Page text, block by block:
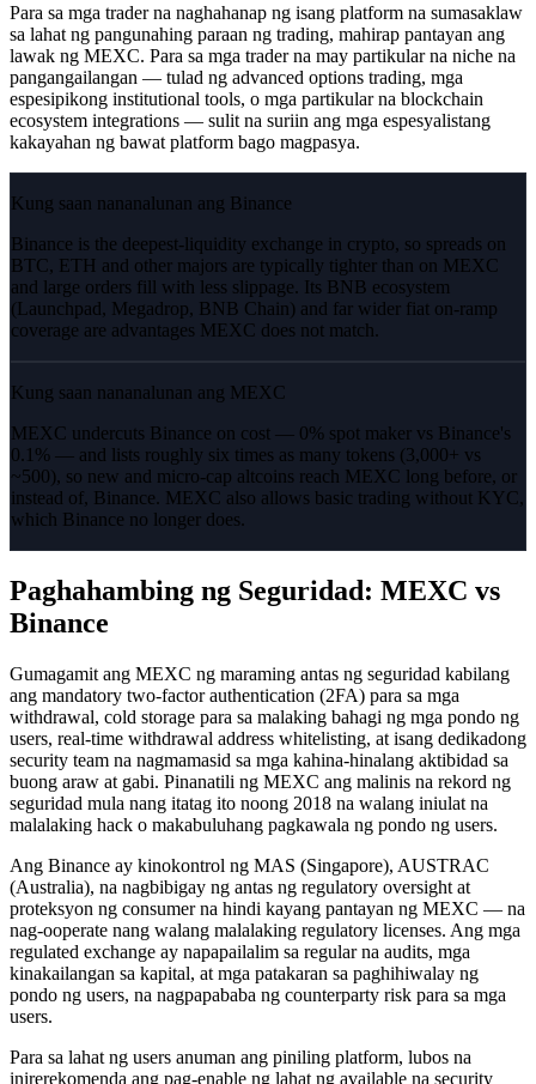
Para sa mga trader na naghahanap ng isang platform na sumasaklaw
sa lahat ng pangunahing paraan ng trading, mahirap pantayan ang
lawak ng MEXC. Para sa mga trader na may partikular na niche na
pangangailangan — tulad ng advanced options trading, mga
espesipikong institutional tools, o mga partikular na blockchain
ecosystem integrations — sulit na suriin ang mga espesyalistang
kakayahan ng bawat platform bago magpasya.
Kung saan nananalunan ang Binance
Binance is the deepest-liquidity exchange in crypto, so spreads on
BTC, ETH and other majors are typically tighter than on MEXC
and large orders fill with less slippage. Its BNB ecosystem
(Launchpad, Megadrop, BNB Chain) and far wider fiat on-ramp
coverage are advantages MEXC does not match.
Kung saan nananalunan ang MEXC
MEXC undercuts Binance on cost — 0% spot maker vs Binance's
0.1% — and lists roughly six times as many tokens (3,000+ vs
~500), so new and micro-cap altcoins reach MEXC long before, or
instead of, Binance. MEXC also allows basic trading without KYC,
which Binance no longer does.
Paghahambing ng Seguridad: MEXC vs
Binance
Gumagamit ang MEXC ng maraming antas ng seguridad kabilang
ang mandatory two-factor authentication (2FA) para sa mga
withdrawal, cold storage para sa malaking bahagi ng mga pondo ng
users, real-time withdrawal address whitelisting, at isang dedikadong
security team na nagmamasid sa mga kahina-hinalang aktibidad sa
buong araw at gabi. Pinanatili ng MEXC ang malinis na rekord ng
seguridad mula nang itatag ito noong 2018 na walang iniulat na
malalaking hack o makabuluhang pagkawala ng pondo ng users.
Ang Binance ay kinokontrol ng MAS (Singapore), AUSTRAC
(Australia), na nagbibigay ng antas ng regulatory oversight at
proteksyon ng consumer na hindi kayang pantayan ng MEXC — na
nag-ooperate nang walang malalaking regulatory licenses. Ang mga
regulated exchange ay napapailalim sa regular na audits, mga
kinakailangan sa kapital, at mga patakaran sa paghihiwalay ng
pondo ng users, na nagpapababa ng counterparty risk para sa mga
users.
Para sa lahat ng users anuman ang piniling platform, lubos na
inirerekomenda ang pag-enable ng lahat ng available na security